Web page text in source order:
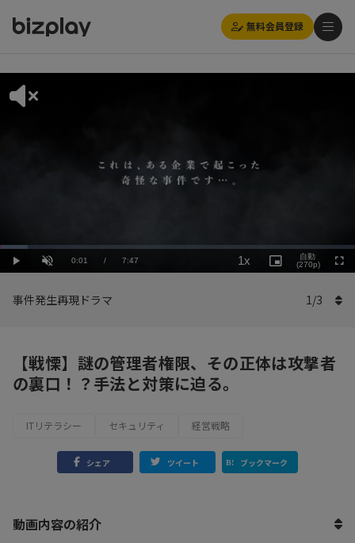
無料会員登録
Play UnmuteCurrent
0:01 / Duration
7:47
Loaded:
7.72%
1x
Rate
Picture-
in-
自動
(270p)
事件発生再現ドラマ 1/3
【戦慄】謎の管理者権限、その正体は攻撃者
の裏口！？手法と対策に迫る。
ITリテラシー セキュリティ 経営戦略
シェア ツイート ブックマーク
動画内容の紹介